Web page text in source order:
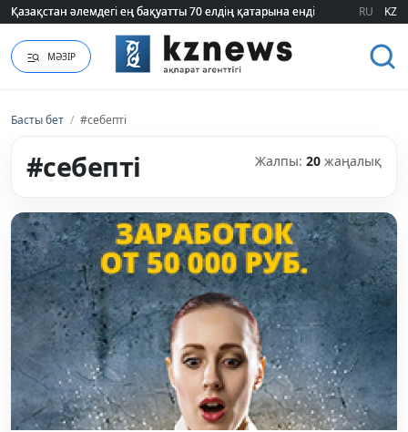
ҮААЖ тарифі екі есеге қымбаттайды: Үкімет қандай уәж айтады?
RU KZ
МӘЗІР
Басты бет / #себепті
#себепті Жалпы: 20 жаңалық